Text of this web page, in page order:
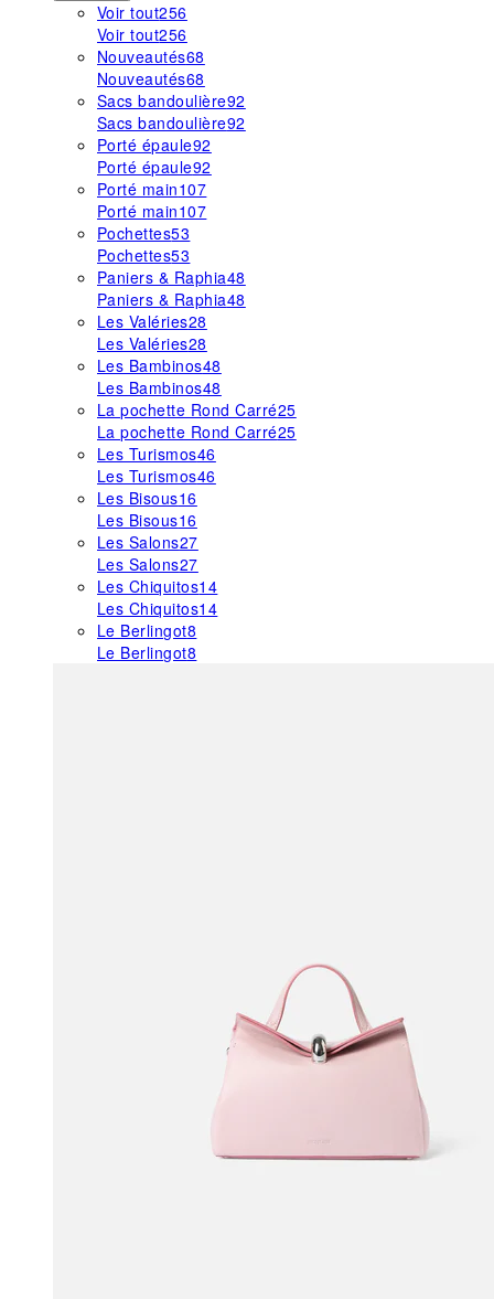
Voir tout256
Voir tout256
Nouveautés68
Nouveautés68
Sacs bandoulière92
Sacs bandoulière92
Porté épaule92
Porté épaule92
Porté main107
Porté main107
Pochettes53
Pochettes53
Paniers & Raphia48
Paniers & Raphia48
Les Valéries28
Les Valéries28
Les Bambinos48
Les Bambinos48
La pochette Rond Carré25
La pochette Rond Carré25
Les Turismos46
Les Turismos46
Les Bisous16
Les Bisous16
Les Salons27
Les Salons27
Les Chiquitos14
Les Chiquitos14
Le Berlingot8
Le Berlingot8